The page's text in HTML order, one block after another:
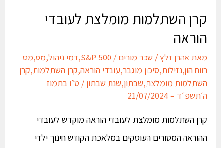
קרן השתלמות מומלצת לעובדי
הוראה
מאתאהרן זלץ/שכר מורים/
S&P 500
,דמי ניהול,מס,מס
רווח הון,נזילות,סיכון מוגבר,עובדי הוראה,קרן השתלמות,קרן
השתלמות מומלצת,שבתון,שנת שבתון/ט״ו בתמוז
ה׳תשפ״ד – 21/07/2024
קרן השתלמות מומלצת לעובדי הוראה מוקדש לעובדי
ההוראה המסורים העוסקים במלאכת הקודש חינוך ילדי